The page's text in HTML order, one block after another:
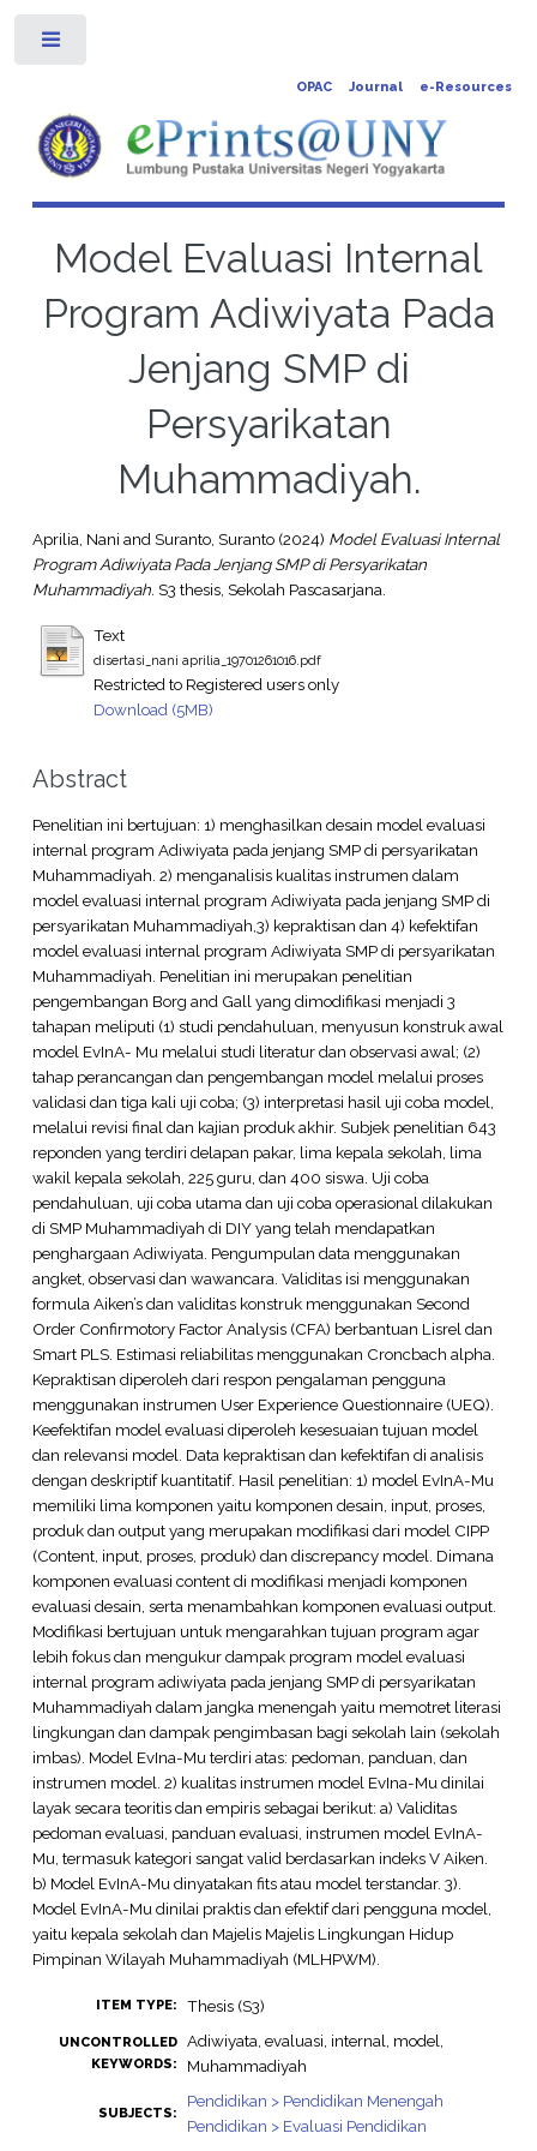
OPAC Journal e-Resources
Model Evaluasi Internal
Program Adiwiyata Pada
Jenjang SMP di
Persyarikatan
Muhammadiyah.
Aprilia, Nani andSuranto, Suranto(2024) Model Evaluasi Internal
Program Adiwiyata Pada Jenjang SMP di Persyarikatan
Muhammadiyah. S3 thesis, Sekolah Pascasarjana.
Text
disertasi_nani aprilia_19701261016.pdf
Restricted to Registered users only
Download (5MB)
Abstract
Penelitian ini bertujuan: 1) menghasilkan desain model evaluasi
internal program Adiwiyata pada jenjang SMP di persyarikatan
Muhammadiyah. 2) menganalisis kualitas instrumen dalam
model evaluasi internal program Adiwiyata pada jenjang SMP di
persyarikatan Muhammadiyah,3) kepraktisan dan 4) kefektifan
model evaluasi internal program Adiwiyata SMP di persyarikatan
Muhammadiyah. Penelitian ini merupakan penelitian
pengembangan Borg and Gall yang dimodifikasi menjadi 3
tahapan meliputi (1) studi pendahuluan, menyusun konstruk awal
model EvInA- Mu melalui studi literatur dan observasi awal; (2)
tahap perancangan dan pengembangan model melalui proses
validasi dan tiga kali uji coba; (3) interpretasi hasil uji coba model,
melalui revisi final dan kajian produk akhir. Subjek penelitian 643
reponden yang terdiri delapan pakar, lima kepala sekolah, lima
wakil kepala sekolah, 225 guru, dan 400 siswa. Uji coba
pendahuluan, uji coba utama dan uji coba operasional dilakukan
di SMP Muhammadiyah di DIY yang telah mendapatkan
penghargaan Adiwiyata. Pengumpulan data menggunakan
angket, observasi dan wawancara. Validitas isi menggunakan
formula Aiken’s dan validitas konstruk menggunakan Second
Order Confirmotory Factor Analysis (CFA) berbantuan Lisrel dan
Smart PLS. Estimasi reliabilitas menggunakan Croncbach alpha.
Kepraktisan diperoleh dari respon pengalaman pengguna
menggunakan instrumen User Experience Questionnaire (UEQ).
Keefektifan model evaluasi diperoleh kesesuaian tujuan model
dan relevansi model. Data kepraktisan dan kefektifan di analisis
dengan deskriptif kuantitatif. Hasil penelitian: 1) model EvInA-Mu
memiliki lima komponen yaitu komponen desain, input, proses,
produk dan output yang merupakan modifikasi dari model CIPP
(Content, input, proses, produk) dan discrepancy model. Dimana
komponen evaluasi content di modifikasi menjadi komponen
evaluasi desain, serta menambahkan komponen evaluasi output.
Modifikasi bertujuan untuk mengarahkan tujuan program agar
lebih fokus dan mengukur dampak program model evaluasi
internal program adiwiyata pada jenjang SMP di persyarikatan
Muhammadiyah dalam jangka menengah yaitu memotret literasi
lingkungan dan dampak pengimbasan bagi sekolah lain (sekolah
imbas). Model EvIna-Mu terdiri atas: pedoman, panduan, dan
instrumen model. 2) kualitas instrumen model EvIna-Mu dinilai
layak secara teoritis dan empiris sebagai berikut: a) Validitas
pedoman evaluasi, panduan evaluasi, instrumen model EvInA-
Mu, termasuk kategori sangat valid berdasarkan indeks V Aiken.
b) Model EvInA-Mu dinyatakan fits atau model terstandar. 3).
Model EvInA-Mu dinilai praktis dan efektif dari pengguna model,
yaitu kepala sekolah dan Majelis Majelis Lingkungan Hidup
Pimpinan Wilayah Muhammadiyah (MLHPWM).
ITEM TYPE: Thesis (S3)
UNCONTROLLED
KEYWORDS:
Adiwiyata, evaluasi, internal, model,
Muhammadiyah
SUBJECTS:
Pendidikan > Pendidikan Menengah
Pendidikan > Evaluasi Pendidikan